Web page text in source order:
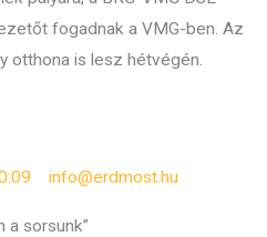
fogadnak a VMG-ben. Az
otthona is lesz hétvégén.
info@erdmost.hu
a sorsunk”